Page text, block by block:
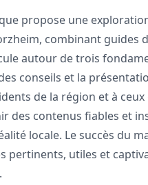
propose une
combinant guides
autour de trois
conseils et la
de la région et à
des contenus fiables et
locale. Le succès du
pertinents, utiles et